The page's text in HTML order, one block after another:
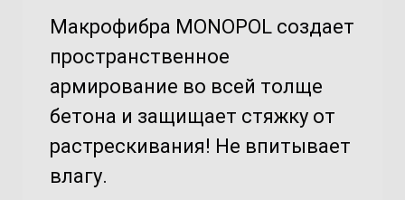
Макрофибра MONOPOL создает
пространственное
армирование во всей толще
бетона и защищает стяжку от
растрескивания! Не впитывает
влагу.